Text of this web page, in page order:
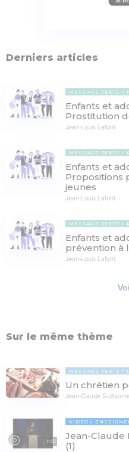
Derniers articles
MESSAGE TEXTE
Enfants et
Prostitution
Jean-Louis Lafont
MESSAGE TEXTE
Enfants et
Propositions
jeunes
Jean-Louis Lafont
MESSAGE TEXTE
Enfants et
prévention à
Jean-Louis Lafont
Sur le même thème
MESSAGE TEXTE
Un chrétien
Jean-Claude
11:01
VIDÉO
Jean-Claude
(1)